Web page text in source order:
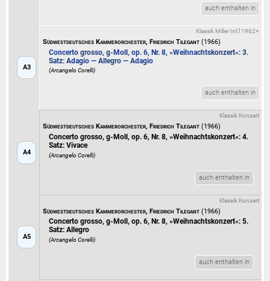
auch enthalten in
A3
Klassik Miller Int'l 1962+
Südwestdeutsches Kammerorchester, Friedrich Tilegant (1966)
Concerto grosso, g-Moll, op. 6, Nr. 8, »Weihnachtskonzert«: 3.
Satz: Adagio — Allegro — Adagio
(Arcangelo Corelli)
auch enthalten in
A4
Klassik Konzert
Südwestdeutsches Kammerorchester, Friedrich Tilegant (1966)
Concerto grosso, g-Moll, op. 6, Nr. 8, »Weihnachtskonzert«: 4.
Satz: Vivace
(Arcangelo Corelli)
auch enthalten in
A5
Klassik Konzert
Südwestdeutsches Kammerorchester, Friedrich Tilegant (1966)
Concerto grosso, g-Moll, op. 6, Nr. 8, »Weihnachtskonzert«: 5.
Satz: Allegro
(Arcangelo Corelli)
auch enthalten in